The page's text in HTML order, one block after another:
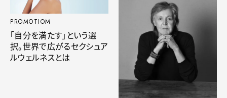
PROMOTIOM
「自分を満たす」という選
択。世界で広がるセクシュア
ルウェルネスとは